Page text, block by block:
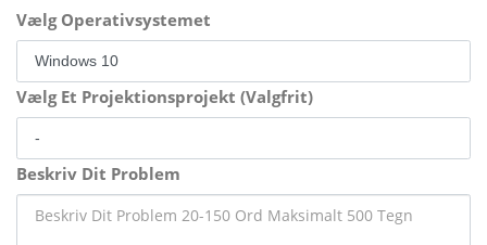
Vælg Operativsystemet
Vælg Et Projektionsprojekt (Valgfrit)
Beskriv Dit Problem